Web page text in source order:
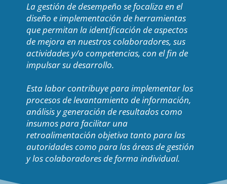
La gestión de desempeño se focaliza en el
diseño e implementación de herramientas
que permitan la identificación de aspectos
de mejora en nuestros colaboradores, sus
actividades y/o competencias, con el fin de
impulsar su desarrollo.
Esta labor contribuye para implementar los
procesos de levantamiento de información,
análisis y generación de resultados como
insumos para facilitar una
retroalimentación objetiva tanto para las
autoridades como para las áreas de gestión
y los colaboradores de forma individual.